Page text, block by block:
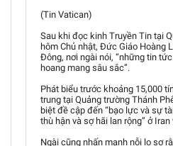
(Tin Vatican)
Sau khi đọc kinh Truyền Tin tại
hôm Chủ nhật, Đức Giáo Hoàng
Đông, nơi ngài nói, “những tin
hoang mang sâu sắc”.
Phát biểu trước khoảng 15,000
trung tại Quảng trường Thánh
biệt đề cập đến “bạo lực và sự
thù hận và sợ hãi lan rộng” ở
Ngài cũng nhấn mạnh nỗi lo sợ